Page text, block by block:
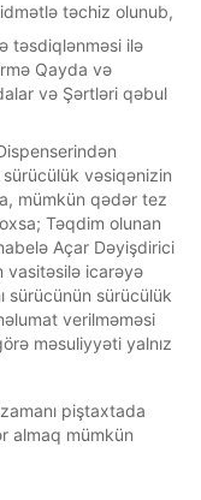
təchiz olunub,
təsdiqlənməsi ilə
Qayda və
və Şərtləri qəbul
sürücülük vəsiqənizin
mümkün qədər tez
Təqdim olunan
Açar Dəyişdirici
vasitəsilə icarəyə
sürücünün sürücülük
verilməməsi
məsuliyyəti yalnız
piştaxtada
almaq mümkün